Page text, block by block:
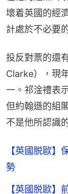
壞着英國的經
計處於不必要
投反對票的還
Clarke），現
一。祁淦禮表
但約翰遜的組
不是他所認識
【英國脱歐
勢
【英國脱歐】